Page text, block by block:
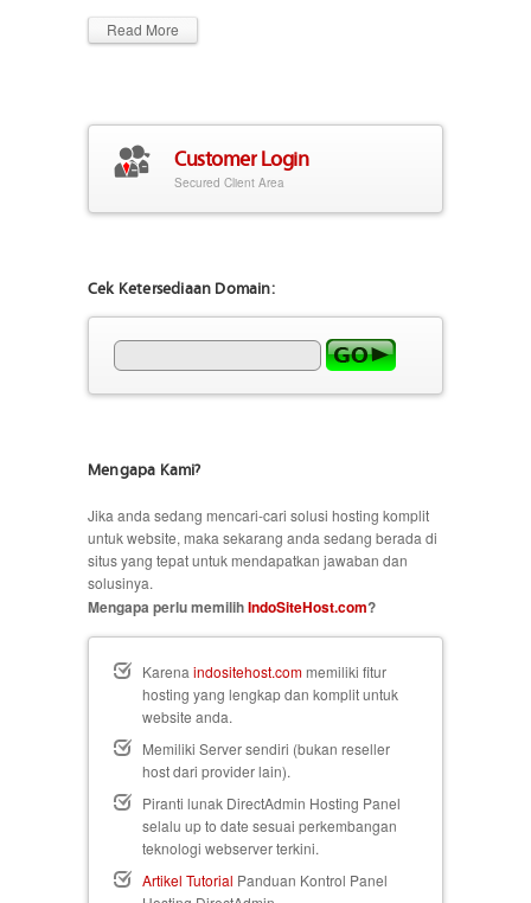
Read More
Customer Login
Secured Client Area
Cek Ketersediaan Domain:
Mengapa Kami?
Jika anda sedang mencari-cari solusi hosting komplit
untuk website, maka sekarang anda sedang berada di
situs yang tepat untuk mendapatkan jawaban dan
solusinya.
Mengapa perlu memilihIndoSiteHost.com?
Karena indositehost.commemiliki fitur
hosting yang lengkap dan komplit untuk
website anda.
Memiliki Server sendiri (bukan reseller
host dari provider lain).
Piranti lunak DirectAdmin Hosting Panel
selalu up to date sesuai perkembangan
teknologi webserver terkini.
Artikel Tutorial Panduan Kontrol Panel